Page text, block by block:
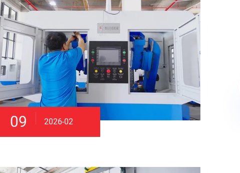
09 2026-02